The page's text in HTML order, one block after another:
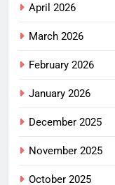
April 2026
March 2026
February 2026
January 2026
December 2025
November 2025
October 2025